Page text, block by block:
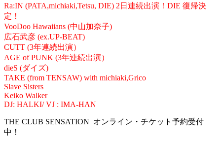
Ra:IN (PATA,michiaki,Tetsu, DIE) 2日連続出演！DIE 復帰決
定！
VooDoo Hawaiians (中山加奈子)
広石武彦 (ex.UP-BEAT)
CUTT (3年連続出演）
AGE of PUNK (3年連続出演）
dieS (ダイズ)
TAKE (from TENSAW) with michiaki,Grico
Slave Sisters
Keiko Walker
DJ: HALKI/ VJ : IMA-HAN
THE CLUB SENSATION オンライン・チケット予約受付
中！